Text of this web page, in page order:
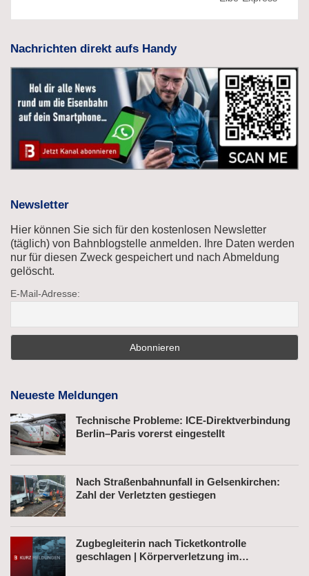
Nachrichten direkt aufs Handy
Newsletter
Hier können Sie sich für den kostenlosen Newsletter
(täglich) von Bahnblogstelle anmelden. Ihre Daten werden
nur für diesen Zweck gespeichert und nach Abmeldung
gelöscht.
E-Mail-Adresse:
Neueste Meldungen
Technische Probleme: ICE-Direktverbindung
Berlin–Paris vorerst eingestellt
Nach Straßenbahnunfall in Gelsenkirchen:
Zahl der Verletzten gestiegen
Zugbegleiterin nach Ticketkontrolle
geschlagen | Körperverletzung im